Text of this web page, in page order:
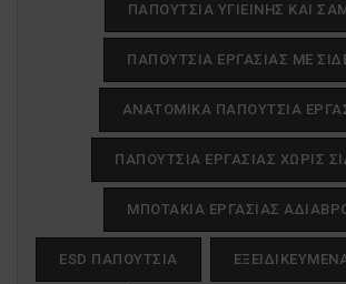
ΠΑΠΟΎΤΣΙΑ ΥΓΙΕΙΝΉΣ ΚΑΙ
ΠΑΠΟΥΤΣΙΑ ΕΡΓΑΣΙΑΣ ΜΕ
ΑΝΑΤΟΜΙΚΑ ΠΑΠΟΥΤΣΙΑ
ΠΑΠΟΥΤΣΙΑ ΕΡΓΑΣΙΑΣ ΧΩΡΙΣ
ΜΠΟΤΑΚΙΑ ΕΡΓΑΣΙΑΣ
ESD ΠΑΠΟΎΤΣΙΑ